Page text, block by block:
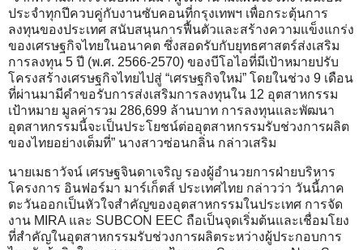
ประจำทุกปีควบคู่กับงานซับคอนที่กรุงเทพฯ เพื่อกระตุ้นการ
ลงทุนของประเทศ สนับสนุนการฟื้นตัวและสร้างความแข็งแกร่ง
ของเศรษฐกิจไทยในอนาคต ซึ่งสอดรับกับยุทธศาสตร์ส่งเสริม
การลงทุน 5 ปี (พ.ศ. 2566-2570) ของบีโอไอที่มีเป้าหมายปรับ
โครงสร้างเศรษฐกิจไทยไปสู่ “เศรษฐกิจใหม่” โดยในช่วง 9 เดือน
ที่ผ่านมามีคำขอรับการส่งเสริมการลงทุนใน 12 อุตสาหกรรม
เป้าหมาย มูลค่ารวม 286,699 ล้านบาท การลงทุนและพัฒนา
อุตสาหกรรมนี้จะเป็นประโยชน์ต่ออุตสาหกรรมรับช่วงการผลิต
ของไทยอย่างเต็มที่” นางสาวซ่อนกลิ่น กล่าวเสริม
นายเมธาวัจน์ เศรษฐจินดาเจริญ รองผู้อำนวยการฝ่ายบริหาร
โครงการ อินฟอร์มา มาร์เก็ตส์ ประเทศไทย กล่าวว่า วันนี้ภาค
ตะวันออกเป็นหัวใจสำคัญของอุตสาหกรรมในประเทศ การจัด
งาน MIRA และ SUBCON EEC ถือเป็นจุดเริ่มต้นและเชื่อมโยง
ที่สำคัญในอุตสาหกรรมรับช่วงการผลิตระหว่างผู้ประกอบการ